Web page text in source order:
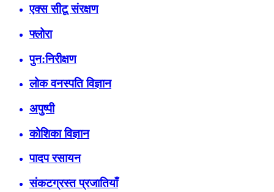
एक्स सीटू संरक्षण
फ्लोरा
पुन:निरीक्षण
लोक वनस्पति विज्ञान
अपुष्पी
कोशिका विज्ञान
पादप रसायन
संकटग्रस्त प्रजातियाँ